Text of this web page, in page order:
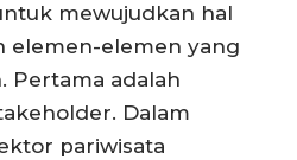
mewujudkan hal
elemen-elemen yang
Pertama adalah
Dalam
pariwisata